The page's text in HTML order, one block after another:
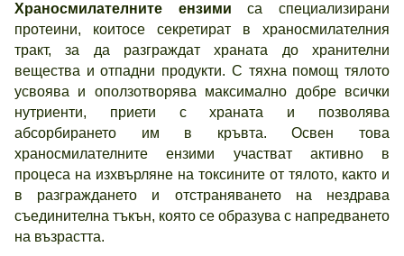
Храносмилателните ензимиса специализирани
протеини, коитосе секретират в храносмилателния
тракт, за да разграждат храната до хранителни
вещества и отпадни продукти. С тяхна помощ тялото
усвоява и оползотворява максимално добре всички
нутриенти, приети с храната и позволява
абсорбирането им в кръвта. Освен това
храносмилателните ензими участват активно в
процеса на изхвърляне на токсините от тялото, както и
в разграждането и отстраняването на нездрава
съединителна тъкън, която се образува с напредването
на възрастта.